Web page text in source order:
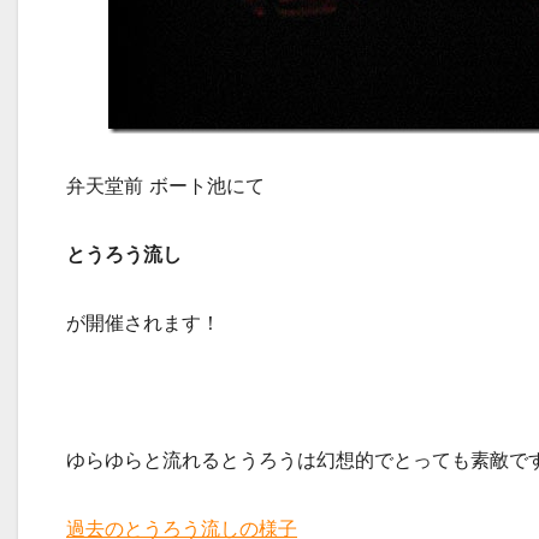
弁天堂前 ボート池にて
とうろう流し
が開催されます！
ゆらゆらと流れるとうろうは幻想的でとっても素敵で
過去のとうろう流しの様子